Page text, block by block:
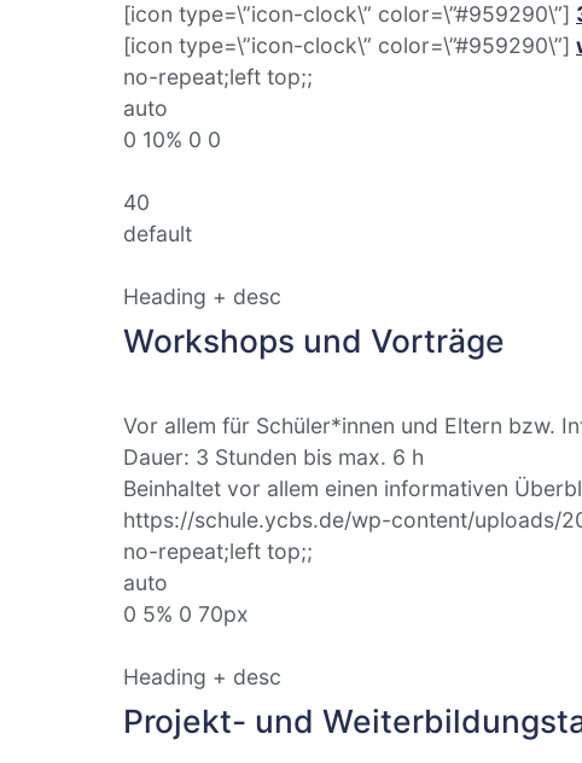
[icon type=\”icon-clock\” color=\”#959290\”]
[icon type=\”icon-clock\” color=\”#959290\”]
no-repeat;left top;;
auto
0 10% 0 0
40
default
Heading + desc
Workshops und Vorträge
Vor allem für Schüler*innen und Eltern bzw.
Dauer: 3 Stunden bis max. 6 h
Beinhaltet vor allem einen informativen
https://schule.ycbs.de/wp-content/uploads/
no-repeat;left top;;
auto
0 5% 0 70px
Heading + desc
Projekt- und